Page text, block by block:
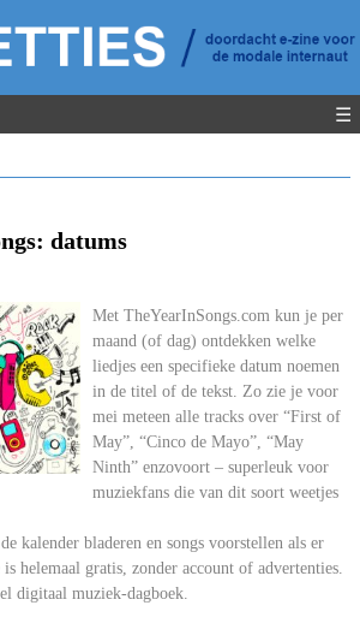
☰
datums
Met TheYearInSongs.com kun je per
maand (of dag) ontdekken welke
liedjes een specifieke datum noemen
in de titel of de tekst. Zo zie je voor
mei meteen alle tracks over “First of
May”, “Cinco de Mayo”, “May
Ninth” enzovoort – superleuk voor
muziekfans die van dit soort weetjes
kalender bladeren en songs voorstellen als er
helemaal gratis, zonder account of advertenties.
digitaal muziek-dagboek.